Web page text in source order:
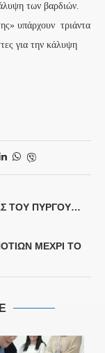
των βαρδιών.
υπάρχουν τριάντα
για την κάλυψη
ΤΟΥ ΠΎΡΓΟΥ…
ΜΈΧΡΙ ΤΟ